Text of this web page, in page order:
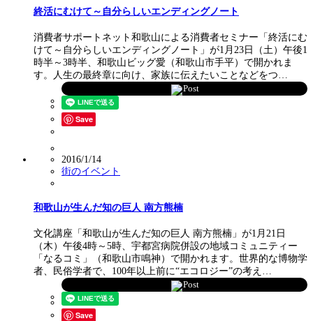
終活にむけて～自分らしいエンディングノート
消費者サポートネット和歌山による消費者セミナー「終活にむ
けて～自分らしいエンディングノート」が1月23日（土）午後1
時半～3時半、和歌山ビッグ愛（和歌山市手平）で開かれま
す。人生の最終章に向け、家族に伝えたいことなどをつ…
Post
Save
2016/1/14
街のイベント
和歌山が生んだ知の巨人 南方熊楠
文化講座「和歌山が生んだ知の巨人 南方熊楠」が1月21日
（木）午後4時～5時、宇都宮病院併設の地域コミュニティー
「なるコミ」（和歌山市鳴神）で開かれます。世界的な博物学
者、民俗学者で、100年以上前に“エコロジー”の考え…
Post
Save